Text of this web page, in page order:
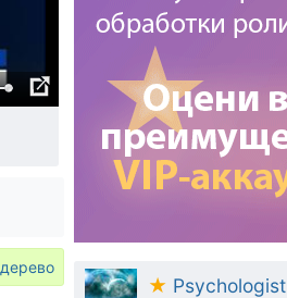
★ Psychologist
дерево